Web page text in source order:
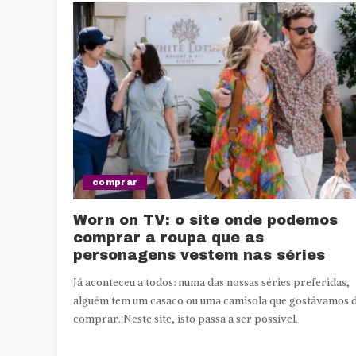
comprar
Worn on TV: o site onde podemos
comprar a roupa que as
personagens vestem nas séries
Já aconteceu a todos: numa das nossas séries preferidas,
alguém tem um casaco ou uma camisola que gostávamos
comprar. Neste site, isto passa a ser possível.